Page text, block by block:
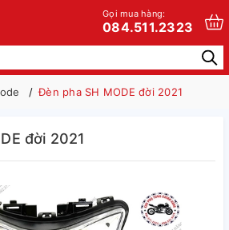
Gọi mua hàng:
084.511.2323
Đèn pha SH MODE đời 2021
đời 2021